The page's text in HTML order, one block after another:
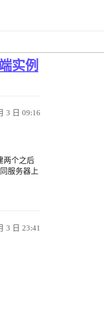
实例
3 日 09:16
两个之后
服务器上
3 日 23:41